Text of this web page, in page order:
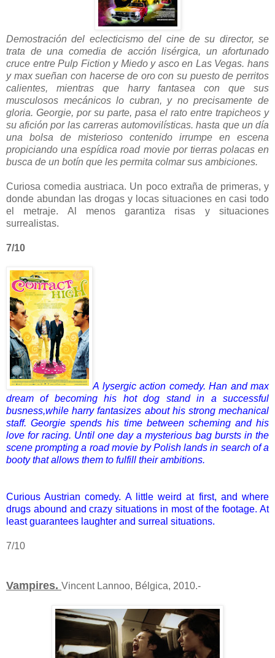
Demostración del eclecticismo del cine de su director, se
trata de una comedia de acción lisérgica, un afortunado
cruce entre Pulp Fiction y Miedo y asco en Las Vegas. hans
y max sueñan con hacerse de oro con su puesto de perritos
calientes, mientras que harry fantasea con que sus
musculosos mecánicos lo cubran, y no precisamente de
gloria. Georgie, por su parte, pasa el rato entre trapicheos y
su afición por las carreras automovilísticas. hasta que un día
una bolsa de misterioso contenido irrumpe en escena
propiciando una espídica road movie por tierras polacas en
busca de un botín que les permita colmar sus ambiciones.
Curiosa comedia austriaca. Un poco extraña de primeras, y
donde abundan las drogas y locas situaciones en casi todo
el metraje. Al menos garantiza risas y situaciones
surrealistas.
7/10
A lysergic action comedy. Han and max
dream of becoming his hot dog stand in a successful
busness,while harry fantasizes about his strong mechanical
staff.Georgie spends his time between scheming and his
love for racing. Until one day a mysterious bag bursts in the
scene prompting a road movie by Polish lands in search of a
booty that allows them to fulfill their ambitions.
Curious Austrian comedy. A littleweird at first, and where
drugs abound and crazy situations in most of the footage. At
least guarantees laughter and surreal situations.
7/10
Vampires. Vincent Lannoo, Bélgica, 2010.-